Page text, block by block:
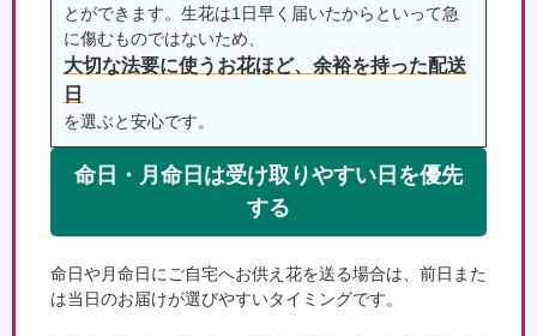
とができます。生花は1日早く届いたからといって急
に傷むものではないため、
大切な法要に使うお花ほど、余裕を持った配送
日
を選ぶと安心です。
命日・月命日は受け取りやすい日を優先
する
命日や月命日にご自宅へお供え花を送る場合は、前日また
は当日のお届けが選びやすいタイミングです。